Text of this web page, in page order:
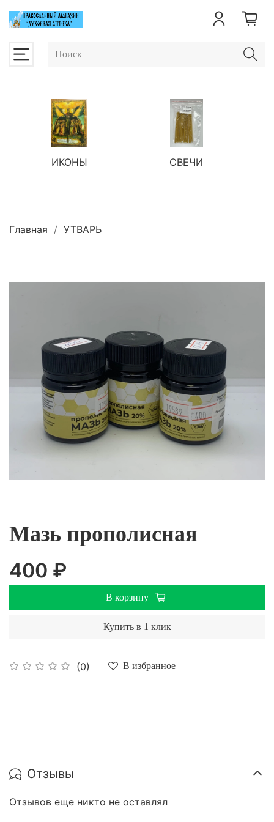
ИКОНЫ СВЕЧИ
Главная УТВАРЬ
Мазь прополисная
(0) В избранное
400 ₽
В корзину
Купить в 1 клик
Отзывы
Отзывов еще никто не оставлял